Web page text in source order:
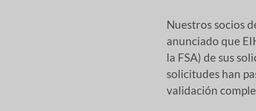
Nuestros socios
anunciado que
la FSA) de sus
solicitudes han
validación